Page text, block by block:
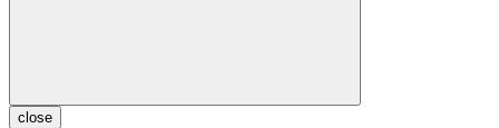
close